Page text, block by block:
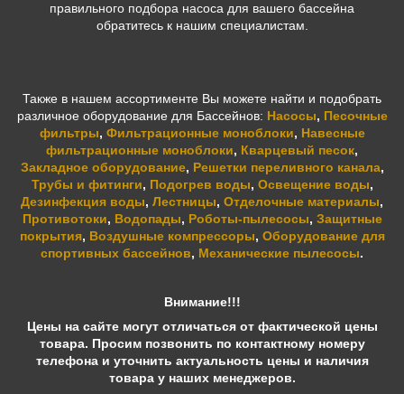
правильного подбора насоса для вашего бассейна
обратитесь к нашим специалистам.
Также в нашем ассортименте Вы можете найти и подобрать
различное оборудование для Бассейнов: Насосы, Песочные
фильтры, Фильтрационные моноблоки, Навесные
фильтрационные моноблоки, Кварцевый песок,
Закладное оборудование, Решетки переливного канала,
Трубы и фитинги, Подогрев воды, Освещение воды,
Дезинфекция воды, Лестницы, Отделочные материалы,
Противотоки, Водопады, Роботы-пылесосы, Защитные
покрытия, Воздушные компрессоры, Оборудование для
спортивных бассейнов, Механические пылесосы.
Внимание!!!
Цены на сайте могут отличаться от фактической цены
товара. Просим позвонить по контактному номеру
телефона и уточнить актуальность цены и наличия
товара у наших менеджеров.